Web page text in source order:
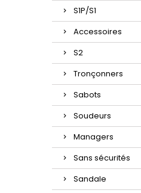
S1P/S1
Accessoires
S2
Tronçonners
Sabots
Soudeurs
Managers
Sans sécurités
Sandale